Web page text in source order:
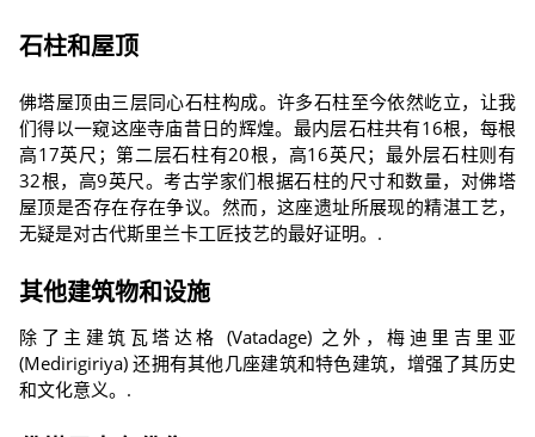
石柱和屋顶
佛塔屋顶由三层同心石柱构成。许多石柱至今依然屹立，让我
们得以一窥这座寺庙昔日的辉煌。最内层石柱共有16根，每根
高17英尺；第二层石柱有20根，高16英尺；最外层石柱则有
32根，高9英尺。考古学家们根据石柱的尺寸和数量，对佛塔
屋顶是否存在存在争议。然而，这座遗址所展现的精湛工艺，
无疑是对古代斯里兰卡工匠技艺的最好证明。.
其他建筑物和设施
除了主建筑瓦塔达格 (Vatadage) 之外，梅迪里吉里亚
(Medirigiriya) 还拥有其他几座建筑和特色建筑，增强了其历史
和文化意义。.